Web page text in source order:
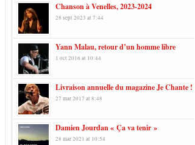
Chanson à Venelles, 2023-2024
28 sept 2023 at 7:44
Yann Malau, retour d’un homme libre
1 oct 2016 at 10:44
Livraison annuelle du magazine Je Chante !
27 mar 2017 at 8:48
Damien Jourdan « Ça va tenir »
28 mar 2021 at 10:54